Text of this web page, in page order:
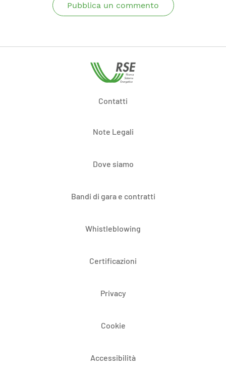
Pubblica un commento
Contatti
Note Legali
Dove siamo
Bandi di gara e contratti
Whistleblowing
Certificazioni
Privacy
Cookie
Accessibilità